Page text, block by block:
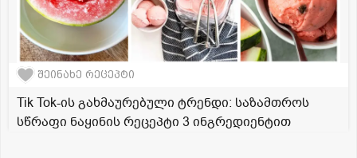
შეინახე რეცეპტი
Tik Tok-ის გახმაურებული ტრენდი: საზამთროს
სწრაფი ნაყინის რეცეპტი 3 ინგრედიენტით